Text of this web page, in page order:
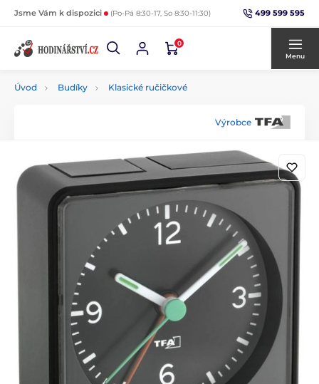
Jsme Vám k dispozici (Po-Pá 8:30-17, So 8:30-11:30) 499 599 595
0
Menu
Úvod Budíky Klasické ručičkové
Výrobce